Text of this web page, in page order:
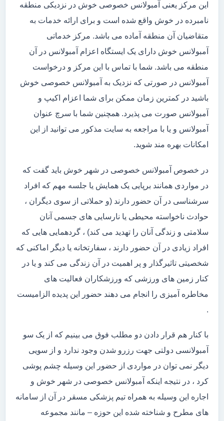
این مرکز یعنی آمبولانس خصوصی خوش در نزدیکی منطقه
نامبرده در خوش واقع شده است و برای ارائه خدمات به
متقاضیان آن منطقه آماده می باشد. مرکز خدماتی
آمبولانس خوش دارای یک ایستگاه اعزام آمبولانس در آن
منطقه می باشد. شما با تماس با این مرکز و درخواست
آمبولانس در صورتی که نزدیک به آمبولانس خصوصی خوش
باشید در کمترین زمان ممکن برای شما اعزام اکیپ و
آمبولانس صورت می پذیرد. همچنین شما با سرچ عنوان
آمبولانس و یا با مراجعه به سایت مذکور می توانید از این
امکانات بهره مند شوید.
در خصوص آمبولانس خصوصی در شهر خوش باید گفت که
در مواردی همانند برپایی یک همایش یا جلسه مهم که افراد
سرشناسی در آن حضور دارند (و حملاتی از سوی دیگران ،
حوادث ناخواسته محیطی یا نارسایی های جسمی آنان
سلامتی و زندگی آنان را تهدید می کند) ، گردهمایی هایی که
افراد زیادی در آن حضور دارند ، سفارتخانه یا دیگر اماکنی که
شخصیتی تاثیرگذار و پر اهمیت در آن زندگی می کند و یا در
کنار زمین های ورزشی که ورزشکاران فعالیت های
مخاطره آمیزی را انجام می دهند حضور این پدیده الزامیست
.
با کنار هم قرار دادن دو مطلب فوق می بینیم که از یک سو
آمبولانسی دولتی جهت رزرو شدن وجود ندارد و از سویی
دیگر نمی توان در مواردی از حضور این وسیله چشم پوشی
کرد ، در نتیجه اینکه آمبولانس خصوصی در شهر خوش و
اجاره این وسیله به همراه تیم پزشکی مسقر در آن از سامانه
های مطرح و شناخته شده این حوزه – مانند مجموعه